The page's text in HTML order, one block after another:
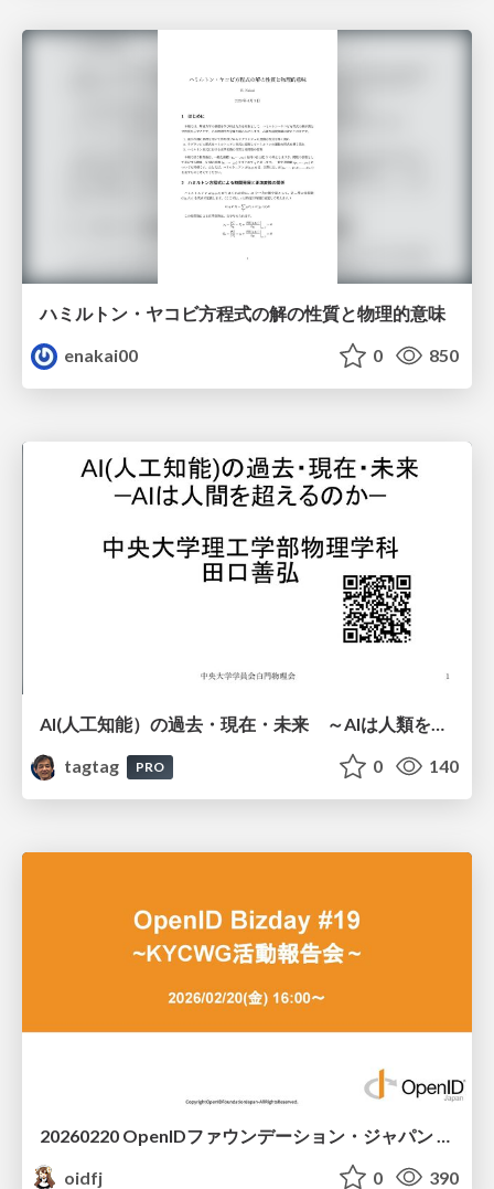
ハミルトン・ヤコビ方程式の解の性質と物理的意味
enakai00
0 850
AI(人工知能）の過去・現在・未来 ～AIは人類を越えるのか～
tagtag
PRO 0 140
oidfj
0 390